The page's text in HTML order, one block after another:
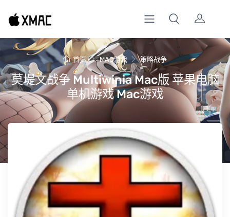
首页 MAC游戏 策略战争
莫堤文战争 Multiwinia Mac版 苹果电脑
单机游戏 Mac游戏